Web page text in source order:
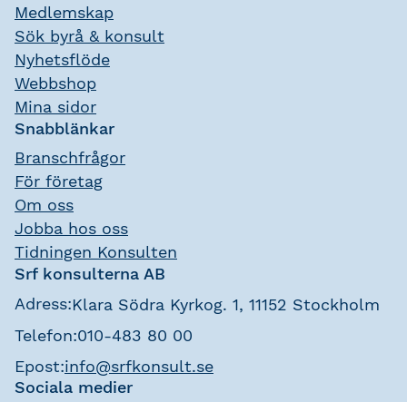
Medlemskap
Sök byrå & konsult
Nyhetsflöde
Webbshop
Mina sidor
Snabblänkar
Branschfrågor
För företag
Om oss
Jobba hos oss
Tidningen Konsulten
Srf konsulterna AB
Adress:Klara Södra Kyrkog. 1, 11152 Stockholm
Telefon:010-483 80 00
Epost:info@srfkonsult.se
Sociala medier